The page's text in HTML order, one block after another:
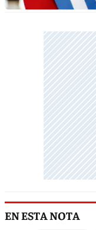
EN ESTA NOTA